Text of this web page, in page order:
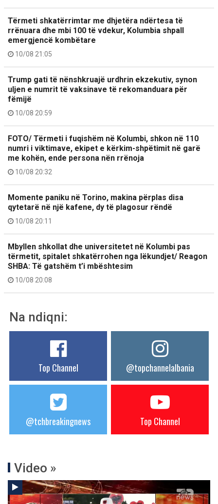
Tërmeti shkatërrimtar me dhjetëra ndërtesa të
rrënuara dhe mbi 100 të vdekur, Kolumbia shpall
emergjencë kombëtare
10/08 21:05
Trump gati të nënshkruajë urdhrin ekzekutiv, synon
uljen e numrit të vaksinave të rekomanduara për
fëmijë
10/08 20:59
FOTO/ Tërmeti i fuqishëm në Kolumbi, shkon në 110
numri i viktimave, ekipet e kërkim-shpëtimit në garë
me kohën, ende persona nën rrënoja
10/08 20:32
Momente paniku në Torino, makina përplas disa
qytetarë në një kafene, dy të plagosur rëndë
10/08 20:11
Mbyllen shkollat dhe universitetet në Kolumbi pas
tërmetit, spitalet shkatërrohen nga lëkundjet/ Reagon
SHBA: Të gatshëm t’i mbështesim
10/08 20:08
Na ndiqni:
Top Channel @topchannelalbania
@tchbreakingnews Top Channel
Video »